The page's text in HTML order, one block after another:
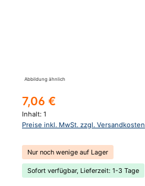
Abbildung ähnlich
Regulärer Preis:
7,06 €
Inhalt: 1
Preise inkl. MwSt. zzgl. Versandkosten
Nur noch wenige auf Lager
Sofort verfügbar, Lieferzeit: 1-3 Tage